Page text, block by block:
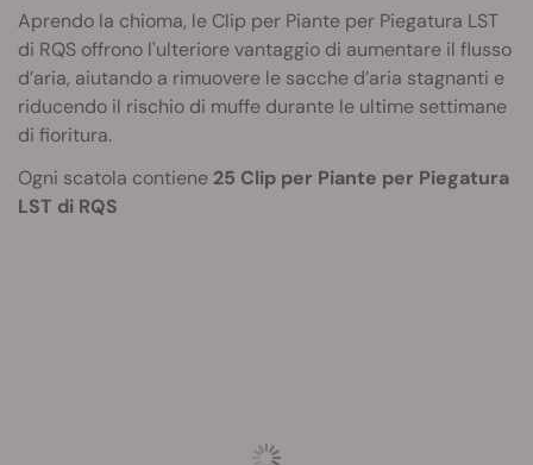
Aprendo la chioma, le Clip per Piante per Piegatura LST
di RQS offrono l'ulteriore vantaggio di aumentare il flusso
d’aria, aiutando a rimuovere le sacche d’aria stagnanti e
riducendo il rischio di muffe durante le ultime settimane
di fioritura.
Ogni scatola contiene 25 Clip per Piante per Piegatura
LST di RQS